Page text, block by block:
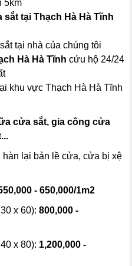
5km
sắt tại Thạch Hà Hà Tĩnh
tại nhà của chúng tôi
Hà Hà Tĩnh cứu hộ 24/24
khu vực Thạch Hà Hà Tĩnh
cửa sắt, gia công cửa
lại bản lề cửa, cửa bị xệ
- 650,000/1m2
x 60): 800,000 -
x 80): 1,200,000 -